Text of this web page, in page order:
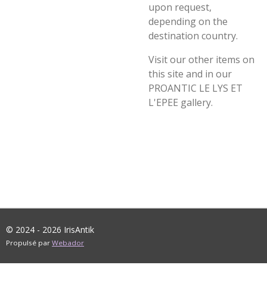
upon request,
depending on the
destination country.
Visit our other items on
this site and in our
PROANTIC LE LYS ET
L'EPEE gallery.
© 2024 - 2026 IrisAntik
Propulsé par Webador